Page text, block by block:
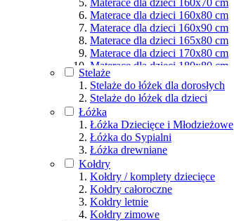
Materace dla dzieci 160x70 cm
Materace dla dzieci 160x80 cm
Materace dla dzieci 160x90 cm
Materace dla dzieci 165x80 cm
Materace dla dzieci 170x80 cm
Materace dla dzieci 180x80 cm
Materace dla dzieci 180x90 cm
Materace dla dzieci 190x80 cm
Materace dla dzieci 190x90 cm
Materace dla dzieci 200x80 cm
Materace dla dzieci 200x90 cm
Materace dla dzieci 200x100 cm
Materace dla dzieci 200x120 cm
Materace dla dzieci 200x140 cm
Materace dla dzieci 200x160 cm
Materace dla dzieci 200x180 cm
Materace dla dzieci 200x200 cm
Stelaże
Stelaże do łóżek dla dorosłych
Stelaże do łóżek dla dzieci
Łóżka
Łóżka Dziecięce i Młodzieżowe
Łóżka do Sypialni
Łóżka drewniane
Kołdry
Kołdry / komplety dziecięce
Kołdry całoroczne
Kołdry letnie
Kołdry zimowe